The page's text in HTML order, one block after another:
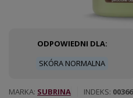
ODPOWIEDNI DLA:
SKÓRA NORMALNA
INDEKS 00366
MARKA SUBRINA